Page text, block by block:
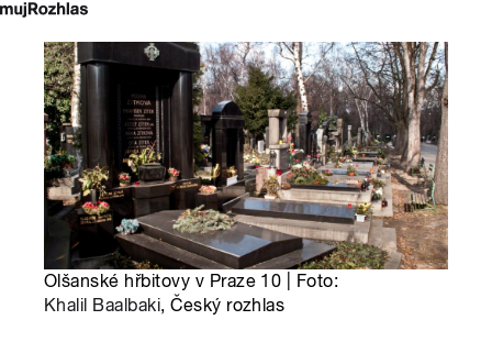
Olšanské hřbitovy v Praze 10 | Foto:
Khalil Baalbaki, Český rozhlas